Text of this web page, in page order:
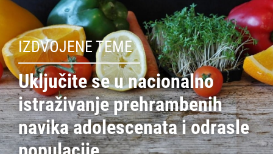
IZDVOJENE TEME
Uključite se u nacionalno
istraživanje prehrambenih
navika adolescenata i odrasle